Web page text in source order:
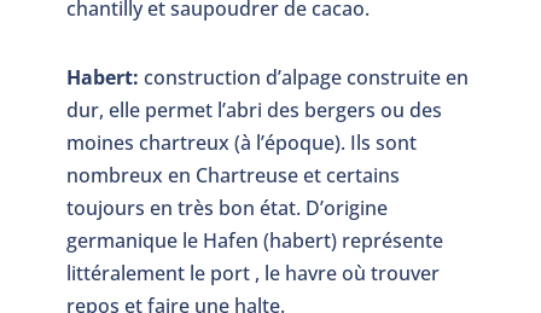
chantilly et saupoudrer de cacao.
Habert: construction d’alpage construite en
dur, elle permet l’abri des bergers ou des
moines chartreux (à l’époque). Ils sont
nombreux en Chartreuse et certains
toujours en très bon état. D’origine
germanique le Hafen (habert) représente
littéralement le port , le havre où trouver
repos et faire une halte.